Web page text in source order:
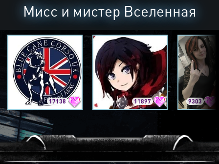
Мисс и мистер Вселенная
17138 11897 9303